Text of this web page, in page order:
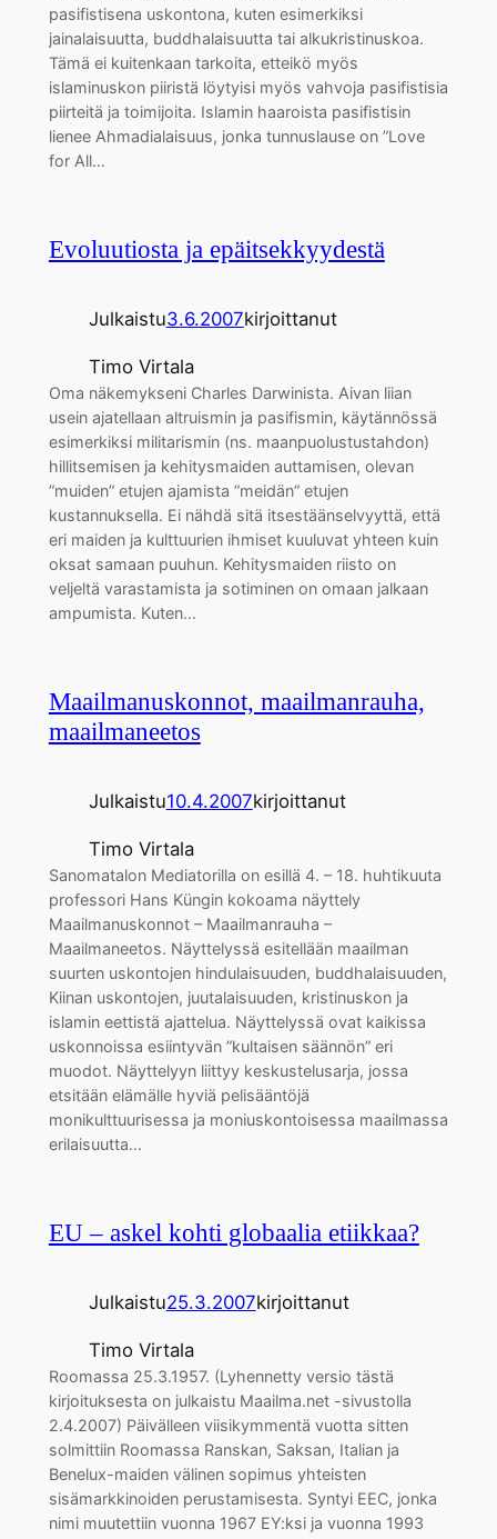
pasifistisena uskontona, kuten esimerkiksi
jainalaisuutta, buddhalaisuutta tai alkukristinuskoa.
Tämä ei kuitenkaan tarkoita, etteikö myös
islaminuskon piiristä löytyisi myös vahvoja pasifistisia
piirteitä ja toimijoita. Islamin haaroista pasifistisin
lienee Ahmadialaisuus, jonka tunnuslause on ”Love
for All…
Evoluutiosta ja epäitsekkyydestä
Julkaistu3.6.2007kirjoittanut
Timo Virtala
Oma näkemykseni Charles Darwinista. Aivan liian
usein ajatellaan altruismin ja pasifismin, käytännössä
esimerkiksi militarismin (ns. maanpuolustustahdon)
hillitsemisen ja kehitysmaiden auttamisen, olevan
”muiden” etujen ajamista ”meidän” etujen
kustannuksella. Ei nähdä sitä itsestäänselvyyttä, että
eri maiden ja kulttuurien ihmiset kuuluvat yhteen kuin
oksat samaan puuhun. Kehitysmaiden riisto on
veljeltä varastamista ja sotiminen on omaan jalkaan
ampumista. Kuten…
Maailmanuskonnot, maailmanrauha,
maailmaneetos
Julkaistu10.4.2007kirjoittanut
Timo Virtala
Sanomatalon Mediatorilla on esillä 4. – 18. huhtikuuta
professori Hans Küngin kokoama näyttely
Maailmanuskonnot – Maailmanrauha –
Maailmaneetos. Näyttelyssä esitellään maailman
suurten uskontojen hindulaisuuden, buddhalaisuuden,
Kiinan uskontojen, juutalaisuuden, kristinuskon ja
islamin eettistä ajattelua. Näyttelyssä ovat kaikissa
uskonnoissa esiintyvän ”kultaisen säännön” eri
muodot. Näyttelyyn liittyy keskustelusarja, jossa
etsitään elämälle hyviä pelisääntöjä
monikulttuurisessa ja moniuskontoisessa maailmassa
erilaisuutta…
EU – askel kohti globaalia etiikkaa?
Julkaistu25.3.2007kirjoittanut
Timo Virtala
Roomassa 25.3.1957. (Lyhennetty versio tästä
kirjoituksesta on julkaistu Maailma.net -sivustolla
2.4.2007) Päivälleen viisikymmentä vuotta sitten
solmittiin Roomassa Ranskan, Saksan, Italian ja
Benelux-maiden välinen sopimus yhteisten
sisämarkkinoiden perustamisesta. Syntyi EEC, jonka
nimi muutettiin vuonna 1967 EY:ksi ja vuonna 1993